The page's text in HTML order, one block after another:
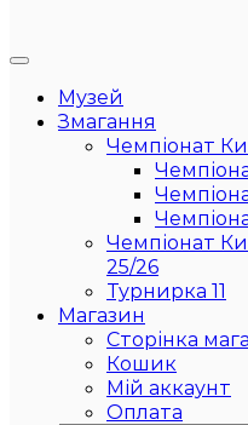
Музей
Змагання
Чемпіонат
Чемпіонат
25/26
Турнирка 11
Магазин
Сторінка
Кошик
Мій аккаунт
Оплата